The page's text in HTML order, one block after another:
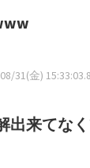
31(金)
出来てな